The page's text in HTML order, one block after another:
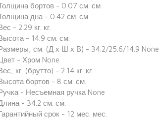
бортов - 0.07 см. см.
дна - 0.42 см. см.
- 2.29 кг. кг.
- 14.9 см. см.
см. (Д х Ш х В) - 34.2/25.6/14.9 None
- Хром None
кг. (брутто) - 2.14 кг. кг.
бортов - 8 см. см.
- Несъемная ручка None
- 34.2 см. см.
срок - 12 мес. мес.